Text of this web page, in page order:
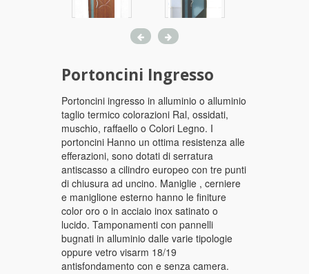
Portoncini Ingresso
Portoncini ingresso in alluminio o alluminio
taglio termico colorazioni Ral, ossidati,
muschio, raffaello o Colori Legno. I
portoncini Hanno un ottima resistenza alle
efferazioni, sono dotati di serratura
antiscasso a cilindro europeo con tre punti
di chiusura ad uncino. Maniglie , cerniere
e maniglione esterno hanno le finiture
color oro o in acciaio inox satinato o
lucido. Tamponamenti con pannelli
bugnati in alluminio dalle varie tipologie
oppure vetro visarm 18/19
antisfondamento con e senza camera.